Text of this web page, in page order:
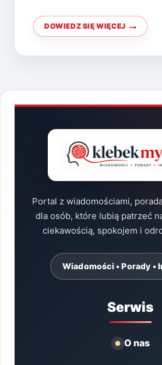
DOWIEDZ SIĘ WIĘCEJ
JAK
CHRONIĆ
SŁOŃCEM?
Portal z wiadomościami,
dla osób, które lubią patrzeć
ciekawością, spokojem i
Wiadomości • Porady •
Serwis
O nas